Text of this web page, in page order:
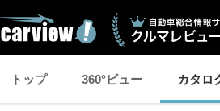
トップ 360°ビュー カタロ